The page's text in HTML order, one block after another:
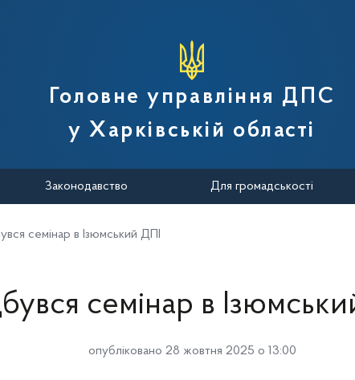
податкової служби України
Головне управління ДПС
у Харківській області
Законодавство Для громадськості
семінар в Ізюмський ДПІ
семінар в
опубліковано 28 жовтня 2025 о 13:00